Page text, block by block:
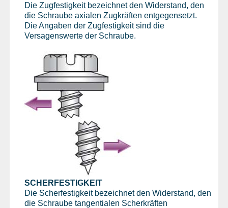
Die Zugfestigkeit bezeichnet den Widerstand, den
die Schraube axialen Zugkräften entgegensetzt.
Die Angaben der Zugfestigkeit sind die
Versagenswerte der Schraube.
SCHERFESTIGKEIT
Die Scherfestigkeit bezeichnet den Widerstand, den
die Schraube tangentialen Scherkräften